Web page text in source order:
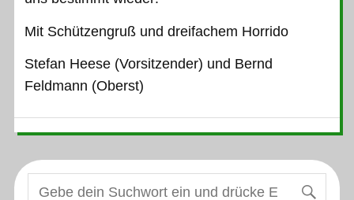
Mit Schützengruß und dreifachem Horrido
Stefan Heese (Vorsitzender) und Bernd
Feldmann (Oberst)